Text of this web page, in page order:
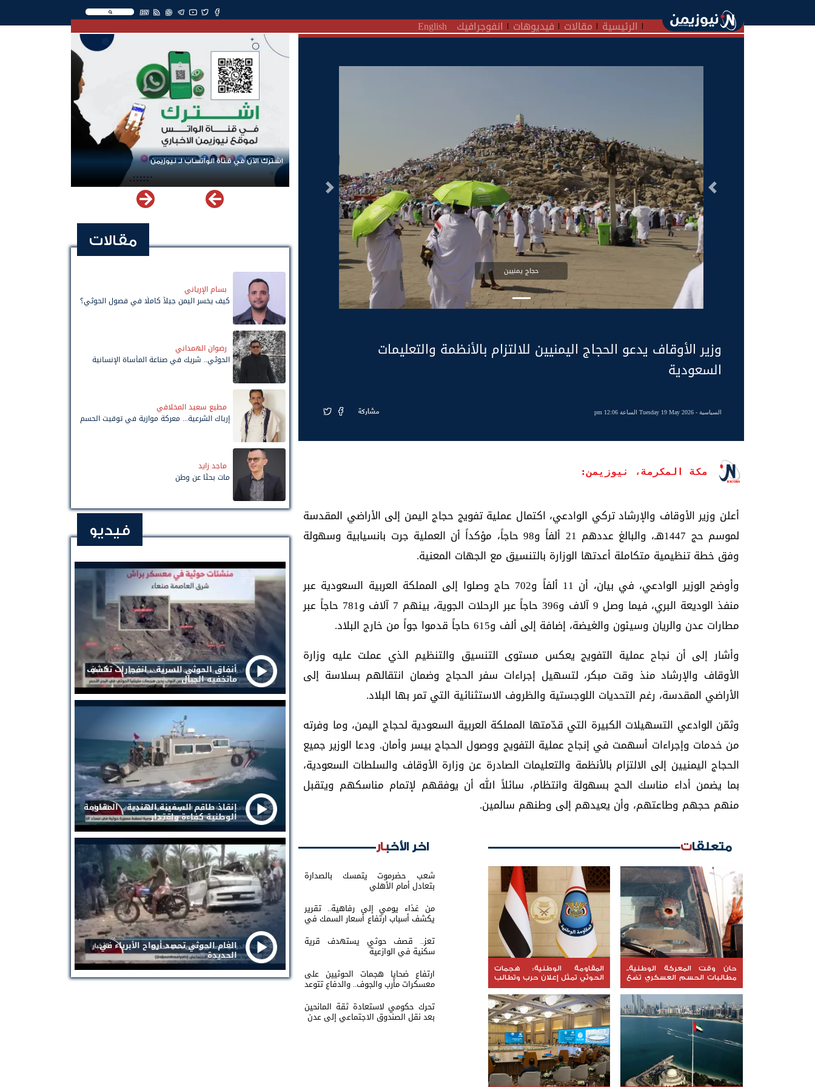
EN
الرئيسية مقالات فيديوهات انفوجرافيك English
حجاج يمنيين
السابق التالى
وزير الأوقاف يدعو الحجاج اليمنيين للالتزام بالأنظمة والتعليمات
السعودية
السياسية- Tuesday 19 May 2026 الساعة 12:06 pm مشاركة
مكة المكرمة، نيوزيمن:
أعلن وزير الأوقاف والإرشاد تركي الوادعي، اكتمال عملية تفويج حجاج اليمن إلى الأراضي المقدسة
لموسم حج 1447هـ، والبالغ عددهم 21 ألفاً و98 حاجاً، مؤكداً أن العملية جرت بانسيابية وسهولة
وفق خطة تنظيمية متكاملة أعدتها الوزارة بالتنسيق مع الجهات المعنية.
وأوضح الوزير الوادعي، في بيان، أن 11 ألفاً و702 حاج وصلوا إلى المملكة العربية السعودية عبر
منفذ الوديعة البري، فيما وصل 9 آلاف و396 حاجاً عبر الرحلات الجوية، بينهم 7 آلاف و781 حاجاً عبر
مطارات عدن والريان وسيئون والغيضة، إضافة إلى ألف و615 حاجاً قدموا جواً من خارج البلاد.
وأشار إلى أن نجاح عملية التفويج يعكس مستوى التنسيق والتنظيم الذي عملت عليه وزارة
الأوقاف والإرشاد منذ وقت مبكر، لتسهيل إجراءات سفر الحجاج وضمان انتقالهم بسلاسة إلى
الأراضي المقدسة، رغم التحديات اللوجستية والظروف الاستثنائية التي تمر بها البلاد.
وثمّن الوادعي التسهيلات الكبيرة التي قدّمتها المملكة العربية السعودية لحجاج اليمن، وما وفرته
من خدمات وإجراءات أسهمت في إنجاح عملية التفويج ووصول الحجاج بيسر وأمان. ودعا الوزير جميع
الحجاج اليمنيين إلى الالتزام بالأنظمة والتعليمات الصادرة عن وزارة الأوقاف والسلطات السعودية،
بما يضمن أداء مناسك الحج بسهولة وانتظام، سائلاً الله أن يوفقهم لإتمام مناسكهم ويتقبل
منهم حجهم وطاعتهم، وأن يعيدهم إلى وطنهم سالمين.
متعلقات
حان وقت المعركة الوطنية..
مطالبات الحسم العسكري تضع
الشرعية أمام اختبار القرار
المقاومة الوطنية: هجمات
الحوثي تمثل إعلان حرب وتطالب
الشرعية بتحريك الجبهات
اخر الأخبار
شعب حضرموت يتمسك بالصدارة
بتعادل أمام الأهلي
من غذاء يومي إلى رفاهية.. تقرير
يكشف أسباب ارتفاع أسعار السمك في
تعز.. قصف حوثي يستهدف قرية
سكنية في الوازعية
ارتفاع ضحايا هجمات الحوثيين على
معسكرات مأرب والجوف.. والدفاع تتوعد
تحرك حكومي لاستعادة ثقة المانحين
بعد نقل الصندوق الاجتماعي إلى عدن
اشترك الآن في قناة الواتساب لـ نيوزيمن
مقالات
بسام الإرياني
كيف يخسر اليمن جيلاً كاملًا في فصول الحوثي؟
رضوان الهمداني
الحوثي.. شريك في صناعة المأساة الإنسانية
مطيع سعيد المخلافي
إرباك الشرعية... معركة موازية في توقيت الحسم
ماجد زايد
مات بحثًا عن وطن
فيديو
أنفاق الحوثي السرية .. انفجارات تكشف
ماتخفيه الجبال
إنقاذ طاقم السفينة الهندية .. المقاومة
الوطنية كفاءة واقتدار
الغام الحوثي تحصد أرواح الأبرياء في
الحديدة